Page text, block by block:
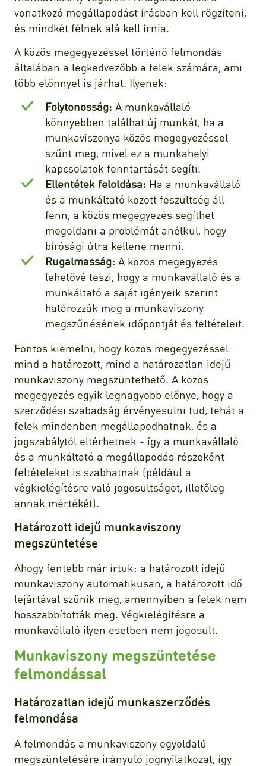
vonatkozó megállapodást írásban kell rögzíteni,
és mindkét félnek alá kell írnia.
A közös megegyezéssel történő felmondás
általában a legkedvezőbb a felek számára, ami
több előnnyel is járhat. Ilyenek:
Folytonosság: A munkavállaló
könnyebben találhat új munkát, ha a
munkaviszonya közös megegyezéssel
szűnt meg, mivel ez a munkahelyi
kapcsolatok fenntartását segíti.
Ellentétek feloldása: Ha a munkavállaló
és a munkáltató között feszültség áll
fenn, a közös megegyezés segíthet
megoldani a problémát anélkül, hogy
bírósági útra kellene menni.
Rugalmasság: A közös megegyezés
lehetővé teszi, hogy a munkavállaló és a
munkáltató a saját igényeik szerint
határozzák meg a munkaviszony
megszűnésének időpontját és feltételeit.
Fontos kiemelni, hogy közös megegyezéssel
mind a határozott, mind a határozatlan idejű
munkaviszony megszüntethető. A közös
megegyezés egyik legnagyobb előnye, hogy a
szerződési szabadság érvényesülni tud, tehát a
felek mindenben megállapodhatnak, és a
jogszabálytól eltérhetnek - így a munkavállaló
és a munkáltató a megállapodás részeként
feltételeket is szabhatnak (például a
végkielégítésre való jogosultságot, illetőleg
annak mértékét).
Határozott idejű munkaviszony
megszüntetése
Ahogy fentebb már írtuk: a határozott idejű
munkaviszony automatikusan, a határozott idő
lejártával szűnik meg, amennyiben a felek nem
hosszabbították meg. Végkielégítésre a
munkavállaló ilyen esetben nem jogosult.
Munkaviszony megszüntetése
felmondással
Határozatlan idejű munkaszerződés
felmondása
A felmondás a munkaviszony egyoldalú
megszüntetésére irányuló jognyilatkozat, így